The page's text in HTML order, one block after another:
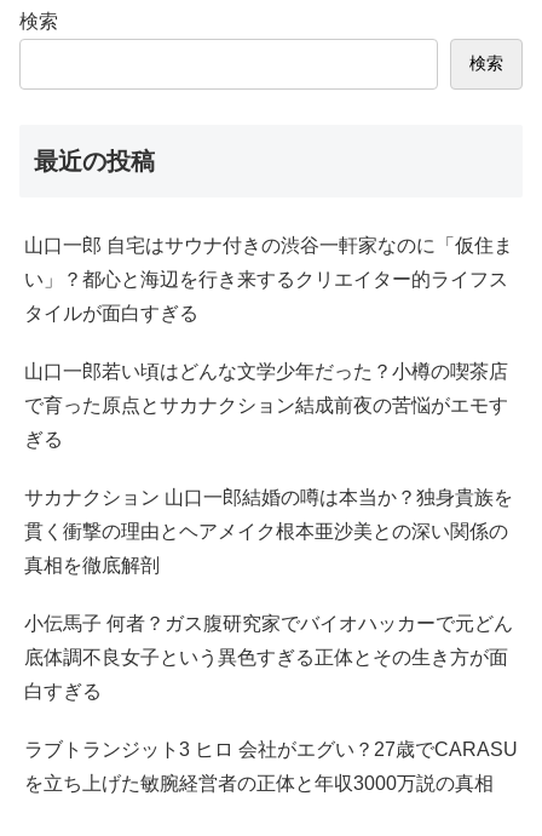
検索
検索
最近の投稿
山口一郎 自宅はサウナ付きの渋谷一軒家なのに「仮住ま
い」？都心と海辺を行き来するクリエイター的ライフス
タイルが面白すぎる
山口一郎若い頃はどんな文学少年だった？小樽の喫茶店
で育った原点とサカナクション結成前夜の苦悩がエモす
ぎる
サカナクション 山口一郎結婚の噂は本当か？独身貴族を
貫く衝撃の理由とヘアメイク根本亜沙美との深い関係の
真相を徹底解剖
小伝馬子 何者？ガス腹研究家でバイオハッカーで元どん
底体調不良女子という異色すぎる正体とその生き方が面
白すぎる
ラブトランジット3 ヒロ 会社がエグい？27歳でCARASU
を立ち上げた敏腕経営者の正体と年収3000万説の真相